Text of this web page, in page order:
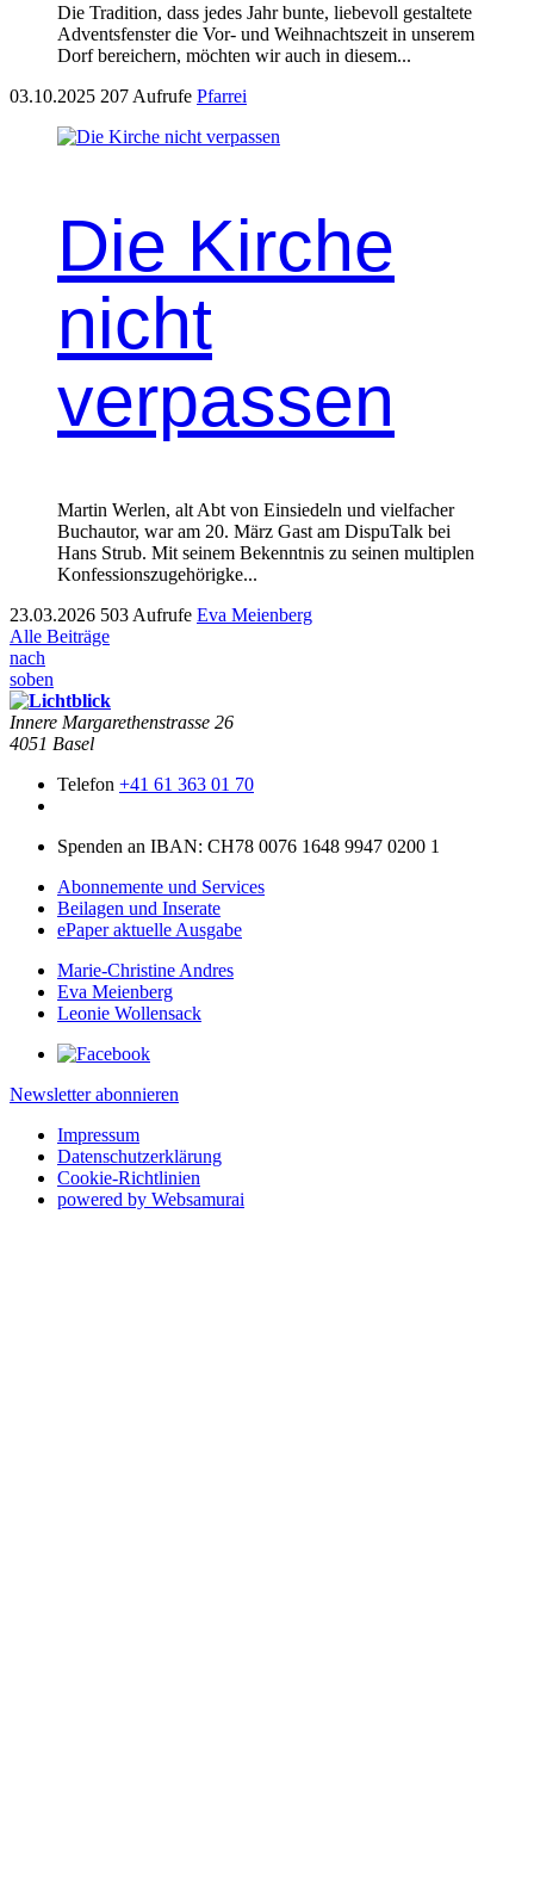
Die Tra­di­tion, dass jedes Jahr bunte, liebevoll gestal­tete
Advents­fen­ster die Vor- und Wei­h­nacht­szeit in unserem
Dorf bere­ich­ern, möcht­en wir auch in diesem...
03.10.2025 207 Aufrufe Pfarrei
Die Kirche
nicht
verpassen
Martin Werlen, alt Abt von Einsiedeln und vielfacher
Buchautor, war am 20. März Gast am DispuTalk bei
Hans Strub. Mit seinem Bekenntnis zu seinen multiplen
Konfessionszugehörigke...
23.03.2026 503 Aufrufe Eva Meienberg
Alle Beiträge
nach
soben
Innere Mar­garethen­strasse 26
4051 Basel
Telefon +41 61 363 01 70
Spenden an IBAN: CH78 0076 1648 9947 0200 1
Abonnemente und Services
Beilagen und Inserate
ePaper aktuelle Ausgabe
Marie-Christine Andres
Eva Meienberg
Leonie Wollensack
Newsletter abonnieren
Impressum
Datenschutzerklärung
Cookie-Richtlinien
powered by Websamurai